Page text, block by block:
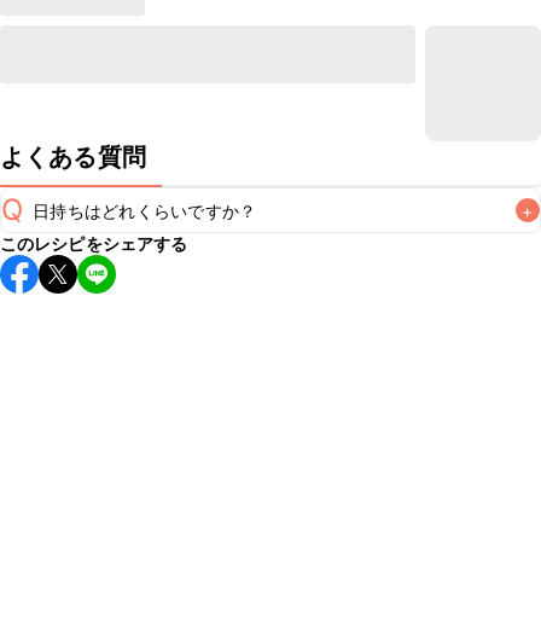
よくある質問
Q 日持ちはどれくらいですか？ +
保存期間は冷蔵で当日中が目安です。なるべくお早めにお召
し上がりください。
このレシピをシェアする